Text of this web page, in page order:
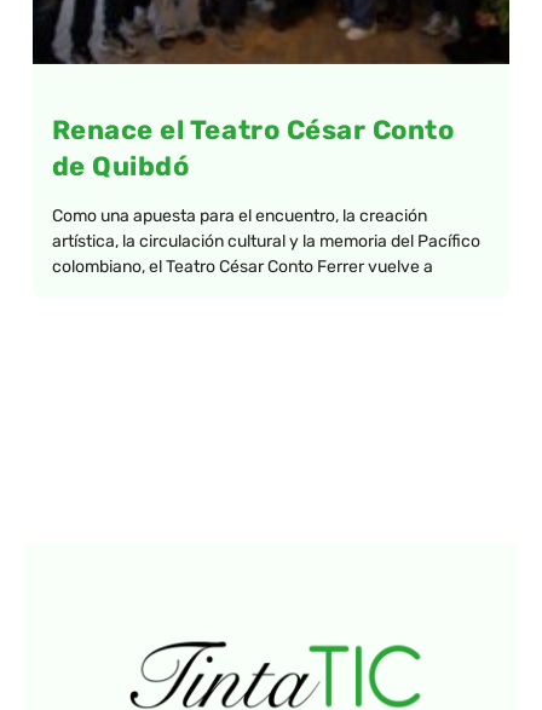
Renace el Teatro César Conto
de Quibdó
Como una apuesta para el encuentro, la creación
artística, la circulación cultural y la memoria del Pacífico
colombiano, el Teatro César Conto Ferrer vuelve a